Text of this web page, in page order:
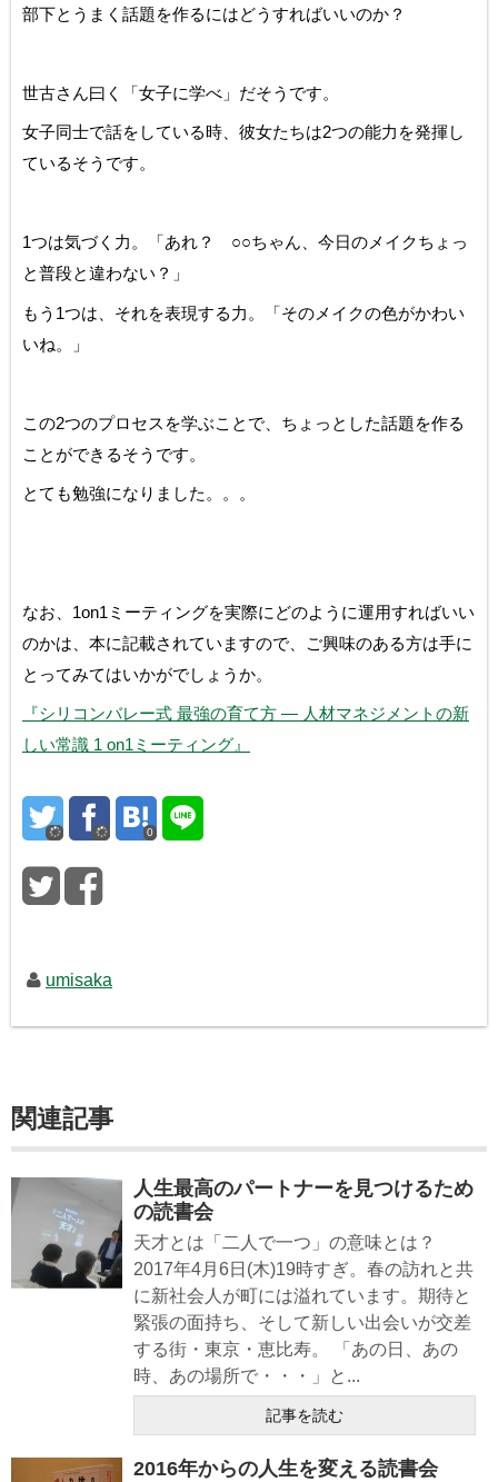
部下とうまく話題を作るにはどうすればいいのか？
世古さん曰く「女子に学べ」だそうです。
女子同士で話をしている時、彼女たちは2つの能力を発揮し
ているそうです。
1つは気づく力。「あれ？ ○○ちゃん、今日のメイクちょっ
と普段と違わない？」
もう1つは、それを表現する力。「そのメイクの色がかわい
いね。」
この2つのプロセスを学ぶことで、ちょっとした話題を作る
ことができるそうです。
とても勉強になりました。。。
なお、1on1ミーティングを実際にどのように運用すればいい
のかは、本に記載されていますので、ご興味のある方は手に
とってみてはいかがでしょうか。
『シリコンバレー式 最強の育て方 ― 人材マネジメントの新
しい常識 1 on1ミーティング』
0
umisaka
関連記事
人生最高のパートナーを見つけるため
の読書会
天才とは「二人で一つ」の意味とは？
2017年4月6日(木)19時すぎ。春の訪れと共
に新社会人が町には溢れています。期待と
緊張の面持ち、そして新しい出会いが交差
する街・東京・恵比寿。 「あの日、あの
時、あの場所で・・・」と...
記事を読む
2016年からの人生を変える読書会